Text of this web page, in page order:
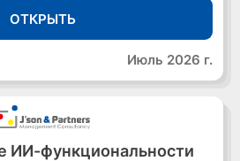
ОТКРЫТЬ
Июль 2026 г.
ИИ-функциональности